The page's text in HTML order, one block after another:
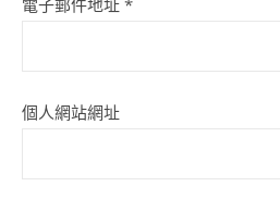
電子郵件地址 *
個人網站網址